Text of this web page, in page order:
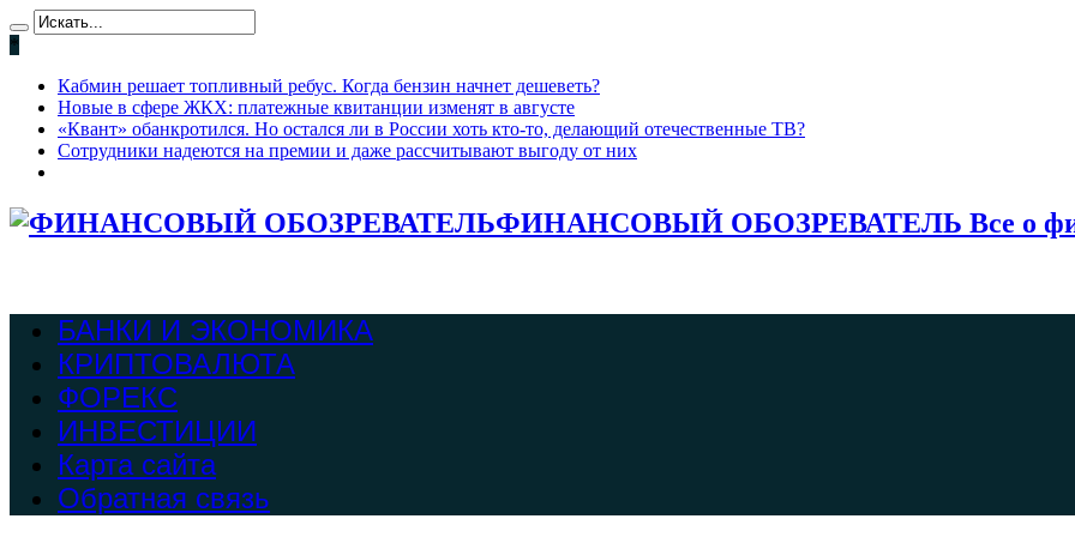
*
Кабмин решает топливный ребус. Когда бензин начнет дешеветь?
Новые в сфере ЖКХ: платежные квитанции изменят в августе
«Квант» обанкротился. Но остался ли в России хоть кто-то, делающий отечественные ТВ?
Сотрудники надеются на премии и даже рассчитывают выгоду от них
ФИНАНСОВЫЙ ОБОЗРЕВАТЕЛЬ Все о
БАНКИ И ЭКОНОМИКА
КРИПТОВАЛЮТА
ФОРЕКС
ИНВЕСТИЦИИ
Карта сайта
Обратная связь